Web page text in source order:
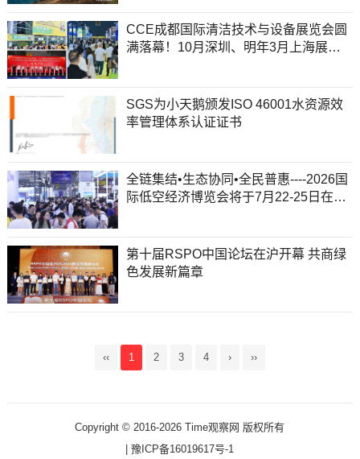
CCE成都国际清洁技术与设备展览会圆
满落幕！10月深圳、明年3月上海展位
SGS为小天鹅颁发ISO 46001水资源效
率管理体系认证证书
全链集结•生态协同•全民普惠----2026国
际低空经济博览会将于7月22-25日在上
第十届RSPO中国论坛在沪开幕 共商绿
色发展新篇章
‹‹ 1 2 3 4 › ››
Copyright © 2016-2026 Time观察网 版权所有
|豫ICP备16019617号-1